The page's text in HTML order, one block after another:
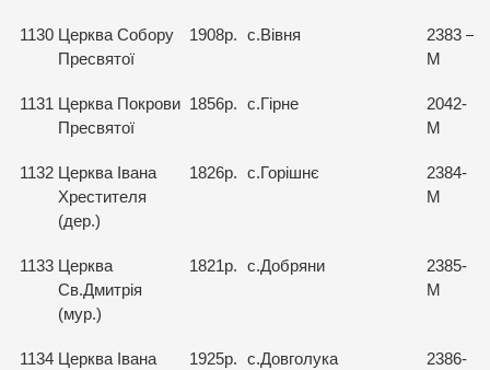
1130 Церква Собору
Пресвятої
1908р. с.Вівня
2383 –
М
1131 Церква Покрови
Пресвятої
1856р. с.Гірне
2042-
М
1132 Церква Івана
Хрестителя
(дер.)
1826р. с.Горішнє
2384-
М
1133 Церква
Св.Дмитрія
(мур.)
1821р. с.Добряни
2385-
М
1134 Церква Івана
1925р. с.Довголука
2386-